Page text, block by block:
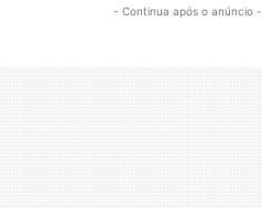
- Continua após o anúncio -